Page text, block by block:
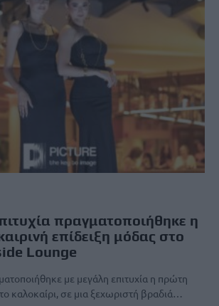
πραγματοποιήθηκε η
επίδειξη μόδας στο
Lounge
με μεγάλη επιτυχία η πρώτη
καλοκαίρι, σε μια ξεχωριστή βραδιά…